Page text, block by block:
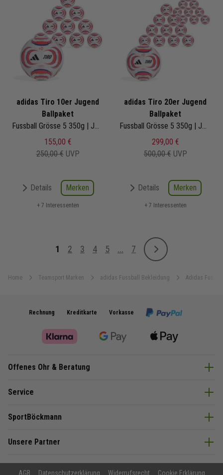
Home Teamsport Marken adidas Fussball Bekleidung Adidas
adidas Tiro 10er Jugend
Ballpaket
155,00 €
250,00 € UVP
Details Merken
+ 7 Interessenten
adidas Tiro 20er Jugend
Ballpaket
299,00 €
500,00 € UVP
Details Merken
+ 7 Interessenten
Sie lesen gerade Seite
1
Seite
2
Seite
3
Seite
4
Seite
5 ...
Seite
7
Weiter
Rechnung Kreditkarte Vorkasse
Offenes Ohr & Beratung
Service
SportBöckmann
Unsere Partner
AGB Datenschutzerklärung Widerrufsrecht Cookie Erklärung